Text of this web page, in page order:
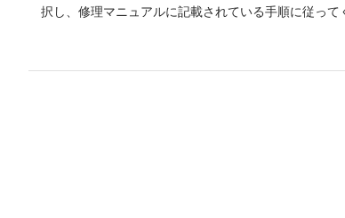
択し、修理マニュアルに記載されている手順に従って